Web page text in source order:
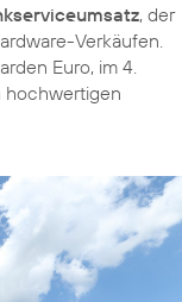
, der
Verkäufen.
Euro, im 4.
hochwertigen